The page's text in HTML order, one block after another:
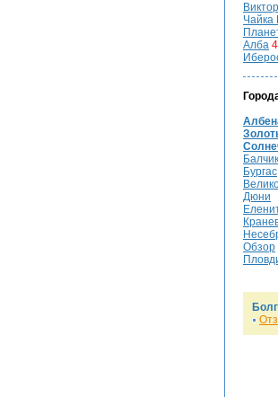
Чайка
Алба
Балчик
Бургас
Дюни
Обзор